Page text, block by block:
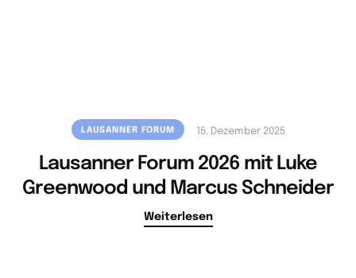
LAUSANNER FORUM 15. Dezember 2025
Lausanner Forum 2026 mit Luke
Greenwood und Marcus Schneider
Weiterlesen